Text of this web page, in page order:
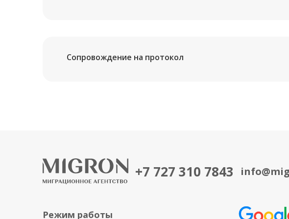
Сопровождение на протокол
+7 727 310 7843
Режим работы